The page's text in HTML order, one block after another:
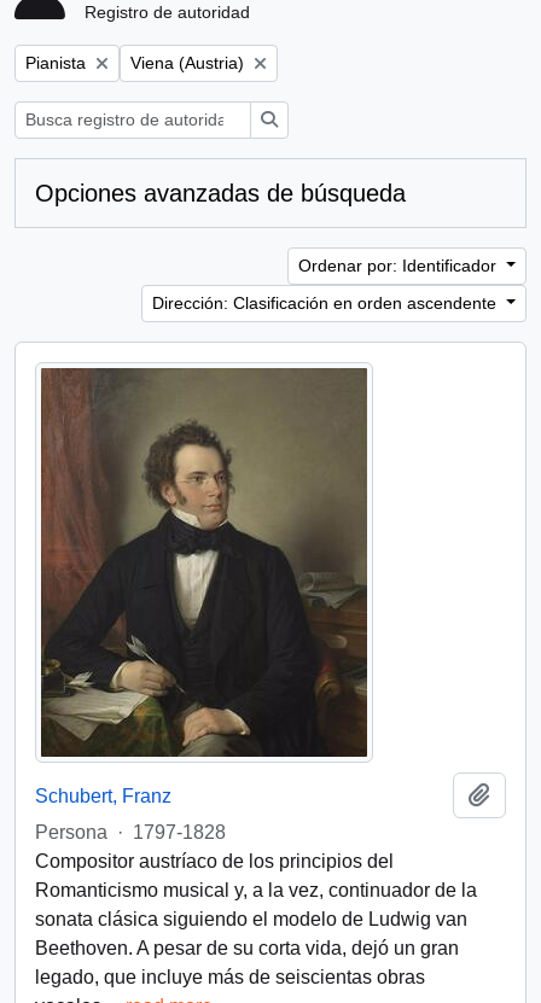
Registro de autoridad
Remove filter:
Pianista Remove filter:
Viena (Austria)
Opciones avanzadas de búsqueda
Ordenar por: Identificador
Dirección: Clasificación en orden ascendente
Schubert, Franz
Persona
· 1797-1828
Compositor austríaco de los principios del
Romanticismo musical y, a la vez, continuador de la
sonata clásica siguiendo el modelo de Ludwig van
Beethoven. A pesar de su corta vida, dejó un gran
legado, que incluye más de seiscientas obras